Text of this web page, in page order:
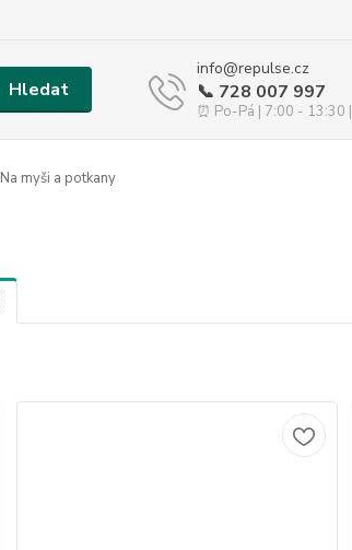
Hledat
info@repulse.cz
📞 728 007 997
⏰ Po-Pá | 7:00 - 13:30 |
Na myši a potkany